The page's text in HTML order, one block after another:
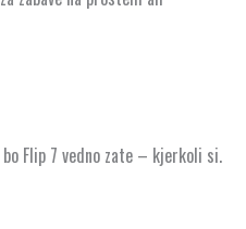
Flip 7 vedno zate – kjerkoli si.